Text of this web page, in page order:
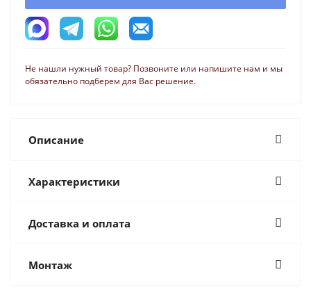
Не нашли нужный товар? Позвоните или напишите нам и мы
обязательно подберем для Вас решение.
Описание
Характеристики
Доставка и оплата
Монтаж